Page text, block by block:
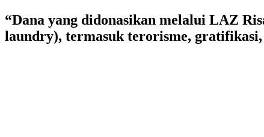
Lewati
ke
konten
“Dana yang didonasikan melalui LAZ
laundry), termasuk terorisme,